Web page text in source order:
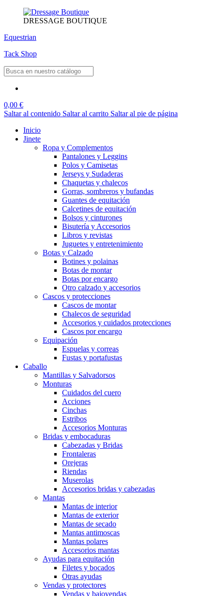
DRESSAGE BOUTIQUE
Equestrian
Tack Shop
0,00 €
Saltar al contenido Saltar al carrito Saltar al pie de página
Inicio
Jinete
Ropa y Complementos
Pantalones y Leggins
Polos y Camisetas
Jerseys y Sudaderas
Chaquetas y chalecos
Gorras, sombreros y bufandas
Guantes de equitación
Calcetines de equitación
Bolsos y cinturones
Bisutería y Accesorios
Libros y revistas
Juguetes y entretenimiento
Botas y Calzado
Botines y polainas
Botas de montar
Botas por encargo
Otro calzado y accesorios
Cascos y protecciones
Cascos de montar
Chalecos de seguridad
Accesorios y cuidados protecciones
Cascos por encargo
Equipación
Espuelas y correas
Fustas y portafustas
Caballo
Mantillas y Salvadorsos
Monturas
Cuidados del cuero
Acciones
Cinchas
Estribos
Accesorios Monturas
Bridas y embocaduras
Cabezadas y Bridas
Frontaleras
Orejeras
Riendas
Muserolas
Accesorios bridas y cabezadas
Mantas
Mantas de interior
Mantas de exterior
Mantas de secado
Mantas antimoscas
Mantas polares
Accesorios mantas
Ayudas para equitación
Filetes y bocados
Otras ayudas
Vendas y protectores
Vendas y bajovendas